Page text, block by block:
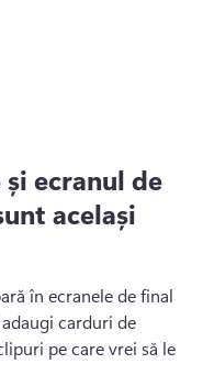
ecranul de
același
în ecranele de final
carduri de
pe care vrei să le